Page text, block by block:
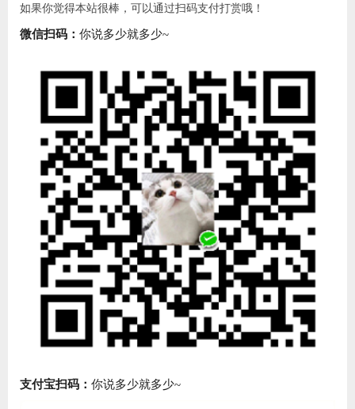
如果你觉得本站很棒，可以通过扫码支付打赏哦！
微信扫码： 你说多少就多少~
支付宝扫码： 你说多少就多少~